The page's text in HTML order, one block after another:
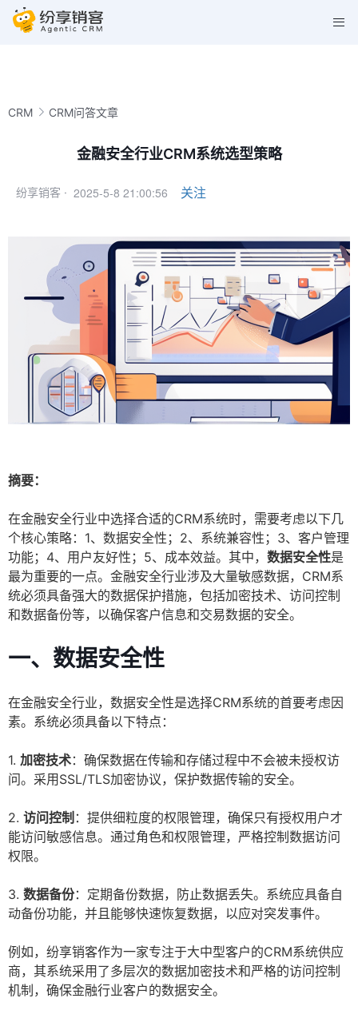
CRM CRM问答文章
金融安全行业CRM系统选型策略
纷享销客 · 2025-5-8 21:00:56 关注
摘要：
在金融安全行业中选择合适的CRM系统时，需要考虑以下几
个核心策略：1、数据安全性；2、系统兼容性；3、客户管理
功能；4、用户友好性；5、成本效益。其中， 数据安全性是
最为重要的一点。金融安全行业涉及大量敏感数据，CRM系
统必须具备强大的数据保护措施，包括加密技术、访问控制
和数据备份等，以确保客户信息和交易数据的安全。
一、数据安全性
在金融安全行业，数据安全性是选择CRM系统的首要考虑因
素。系统必须具备以下特点：
1. 加密技术：确保数据在传输和存储过程中不会被未授权访
问。采用SSL/TLS加密协议，保护数据传输的安全。
2. 访问控制 ：提供细粒度的权限管理，确保只有授权用户才
能访问敏感信息。通过角色和权限管理，严格控制数据访问
权限。
3. 数据备份：定期备份数据，防止数据丢失。系统应具备自
动备份功能，并且能够快速恢复数据，以应对突发事件。
例如，纷享销客作为一家专注于大中型客户的CRM系统供应
商，其系统采用了多层次的数据加密技术和严格的访问控制
机制，确保金融行业客户的数据安全。